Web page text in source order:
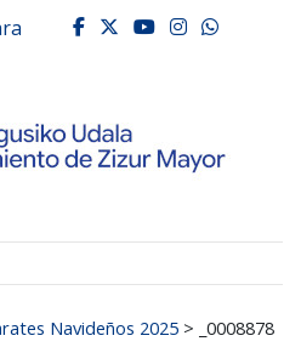
de
facebook
twitter
youtube
Navideños 2025 > _0008878